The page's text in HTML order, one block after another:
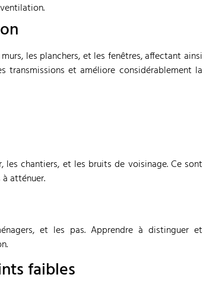
les planchers, et les fenêtres, affectant ainsi
et améliore considérablement la
chantiers, et les bruits de voisinage. Ce sont
atténuer.
et les pas. Apprendre à distinguer et
faibles